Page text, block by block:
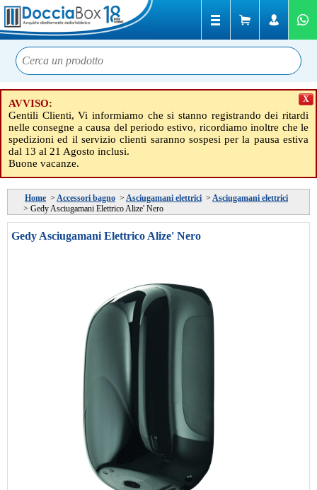
AVVISO:
Gentili Clienti, Vi informiamo che si stanno registrando dei ritardi
nelle consegne a causa del periodo estivo, ricordiamo inoltre che le
spedizioni ed il servizio clienti saranno sospesi per la pausa estiva
dal 13 al 21 Agosto inclusi.
Buone vacanze.
X
Home > Accessori bagno > Asciugamani elettrici > Asciugamani elettrici
> Gedy Asciugamani Elettrico Alize' Nero
Gedy Asciugamani Elettrico Alize' Nero